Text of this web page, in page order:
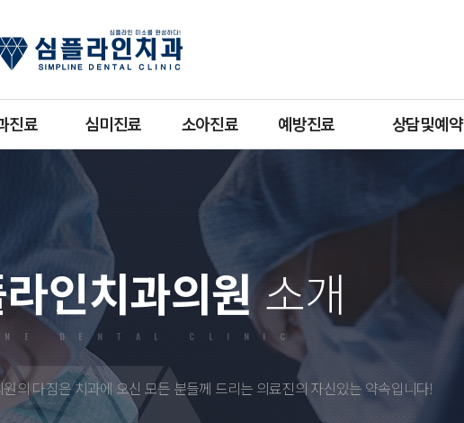
진료 심미진료 소아진료 예방진료 상담및예약
인치과의원소개
DENTAL CLINIC
의 다짐은 치과에 오신 모든 분들께 드리는 의료진의 자신있는 약속입니다!